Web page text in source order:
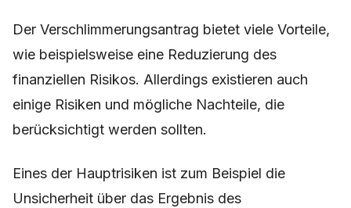
Der Verschlimmerungsantrag bietet viele Vorteile,
wie beispielsweise eine Reduzierung des
finanziellen Risikos. Allerdings existieren auch
einige Risiken und mögliche Nachteile, die
berücksichtigt werden sollten.
Eines der Hauptrisiken ist zum Beispiel die
Unsicherheit über das Ergebnis des